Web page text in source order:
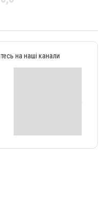
на наші канали